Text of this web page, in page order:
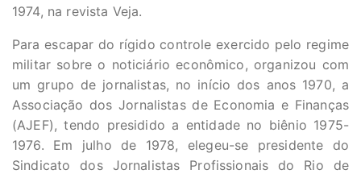
1974, na revista Veja.
Para escapar do rígido controle exercido pelo regime
militar sobre o noticiário econômico, organizou com
um grupo de jornalistas, no início dos anos 1970, a
Associação dos Jornalistas de Economia e Finanças
(AJEF), tendo presidido a entidade no biênio 1975-
1976. Em julho de 1978, elegeu-se presidente do
Sindicato dos Jornalistas Profissionais do Rio de